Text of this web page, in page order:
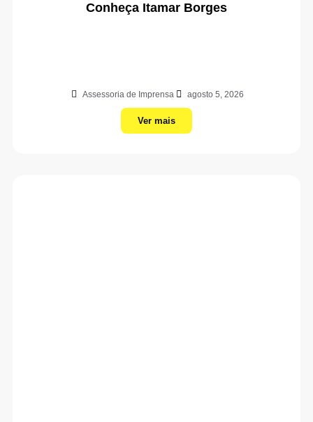
Conheça Itamar Borges
Assessoria de Imprensa agosto 5, 2026
Ver mais